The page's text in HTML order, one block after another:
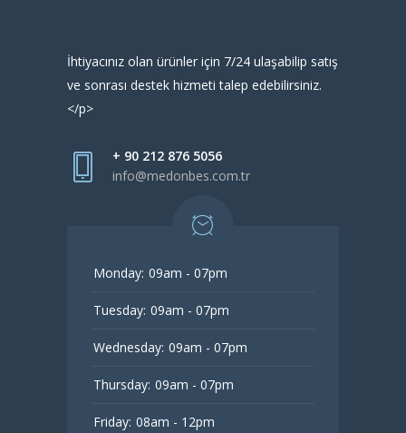
İhtiyacınız olan ürünler için 7/24 ulaşabilip satış
ve sonrası destek hizmeti talep edebilirsiniz.
</p>
+ 90 212 876 5056
info@medonbes.com.tr
Monday: 09am - 07pm
Tuesday: 09am - 07pm
Wednesday: 09am - 07pm
Thursday: 09am - 07pm
Friday: 08am - 12pm